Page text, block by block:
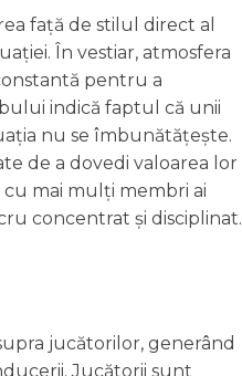
față de stilul direct al
În vestiar, atmosfera
pentru a
indică faptul că unii
nu se îmbunătățește.
de a dovedi valoarea lor
mai mulți membri ai
concentrat și disciplinat.
jucătorilor, generând
Jucătorii sunt